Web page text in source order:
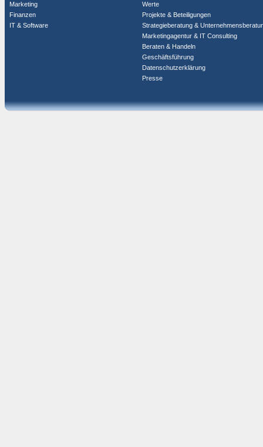
Marketing
Finanzen
IT & Software
Werte
Projekte & Beteiligungen
Strategieberatung &
Marketingagentur & IT Consulting
Beraten & Handeln
Geschäftsführung
Datenschutzerklärung
Presse